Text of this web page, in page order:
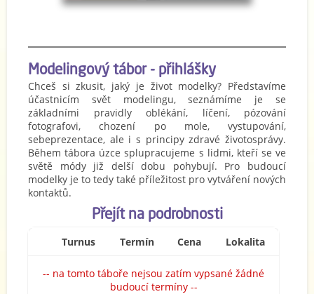
Modelingový tábor - přihlášky
Chceš si zkusit, jaký je život modelky? Představíme
účastnicím svět modelingu, seznámíme je se
základními pravidly oblékání, líčení, pózování
fotografovi, chození po mole, vystupování,
sebeprezentace, ale i s principy zdravé životosprávy.
Během tábora úzce splupracujeme s lidmi, kteří se ve
světě módy již delší dobu pohybují. Pro budoucí
modelky je to tedy také příležitost pro vytváření nových
kontaktů.
Přejít na podrobnosti
Turnus Termín Cena Lokalita
-- na tomto táboře nejsou zatím vypsané žádné
budoucí termíny --